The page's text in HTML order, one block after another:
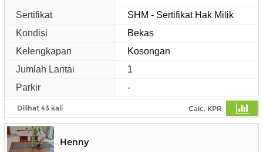
Sertifikat
SHM - Sertifikat Hak Milik
Kondisi
Bekas
Kelengkapan
Kosongan
Jumlah Lantai
1
Parkir
-
Dilihat 43 kali Calc. KPR
Henny